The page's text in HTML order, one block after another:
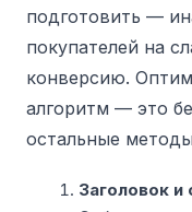
подготовить —
покупателей на
конверсию.
алгоритм — это
остальные
Заголовок